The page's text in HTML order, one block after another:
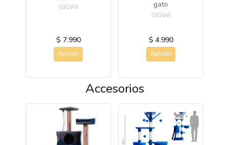
GIGWI
$ 7.990
Agotado
gato
GIGWI
$ 4.990
Agotado
Accesorios